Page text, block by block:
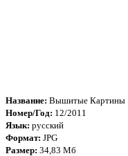
Название: Вышитые Картины
Номер/Год: 12/2011
Язык: русский
Формат: JPG
Размер: 34,83 Мб